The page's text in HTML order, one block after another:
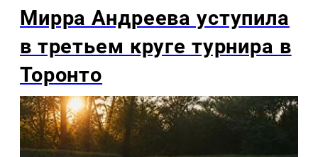
Мирра Андреева уступила
в третьем круге турнира в
Торонто